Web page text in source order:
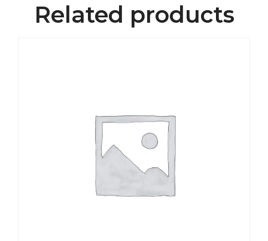
Related products